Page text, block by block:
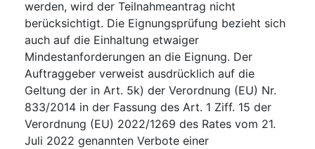
werden, wird der Teilnahmeantrag nicht
berücksichtigt. Die Eignungsprüfung bezieht sich
auch auf die Einhaltung etwaiger
Mindestanforderungen an die Eignung. Der
Auftraggeber verweist ausdrücklich auf die
Geltung der in Art. 5k) der Verordnung (EU) Nr.
833/2014 in der Fassung des Art. 1 Ziff. 15 der
Verordnung (EU) 2022/1269 des Rates vom 21.
Juli 2022 genannten Verbote einer